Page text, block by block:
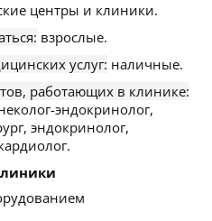
центры и клиники.
взрослые.
услуг: наличные.
работающих в клинике:
эндокринолог,
эндокринолог,